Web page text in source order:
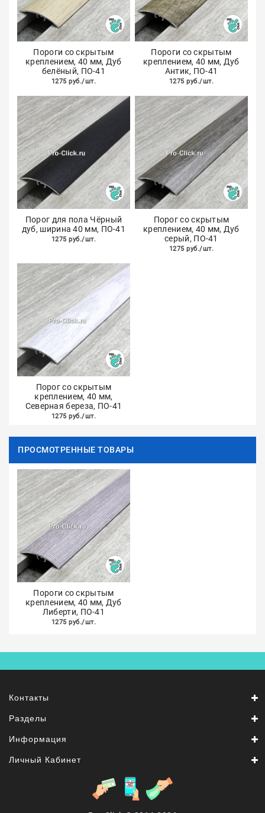
Пороги со скрытым
креплением, 40 мм, Дуб
белёный, ПО-41
1275 руб./шт.
Пороги со скрытым
креплением, 40 мм, Дуб
Антик, ПО-41
1275 руб./шт.
Порог для пола Чёрный
дуб, ширина 40 мм, ПО-41
1275 руб./шт.
Порог со скрытым
креплением, 40 мм, Дуб
серый, ПО-41
1275 руб./шт.
Порог со скрытым
креплением, 40 мм,
Северная береза, ПО-41
1275 руб./шт.
ПРОСМОТРЕННЫЕ ТОВАРЫ
Пороги со скрытым
креплением, 40 мм, Дуб
Либерти, ПО-41
1275 руб./шт.
Контакты
Разделы
Информация
Личный Кабинет